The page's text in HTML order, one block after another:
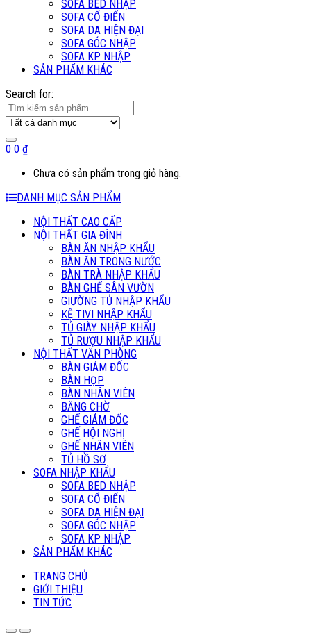
SOFA BED NHẬP
SOFA CỔ ĐIỂN
SOFA DA HIỆN ĐẠI
SOFA GÓC NHẬP
SOFA KP NHẬP
SẢN PHẨM KHÁC
Search for:
0 0 ₫
Chưa có sản phẩm trong giỏ hàng.
DANH MỤC SẢN PHẨM
NỘI THẤT CAO CẤP
NỘI THẤT GIA ĐÌNH
BÀN ĂN NHẬP KHẨU
BÀN ĂN TRONG NƯỚC
BÀN TRÀ NHẬP KHẨU
BÀN GHẾ SÂN VƯỜN
GIƯỜNG TỦ NHẬP KHẨU
KỆ TIVI NHẬP KHẨU
TỦ GIÀY NHẬP KHẨU
TỦ RƯỢU NHẬP KHẨU
NỘI THẤT VĂN PHÒNG
BÀN GIÁM ĐỐC
BÀN HỌP
BÀN NHÂN VIÊN
BĂNG CHỜ
GHẾ GIÁM ĐỐC
GHẾ HỘI NGHỊ
GHẾ NHÂN VIÊN
TỦ HỒ SƠ
SOFA NHẬP KHẨU
SOFA BED NHẬP
SOFA CỔ ĐIỂN
SOFA DA HIỆN ĐẠI
SOFA GÓC NHẬP
SOFA KP NHẬP
SẢN PHẨM KHÁC
TRANG CHỦ
GIỚI THIỆU
TIN TỨC